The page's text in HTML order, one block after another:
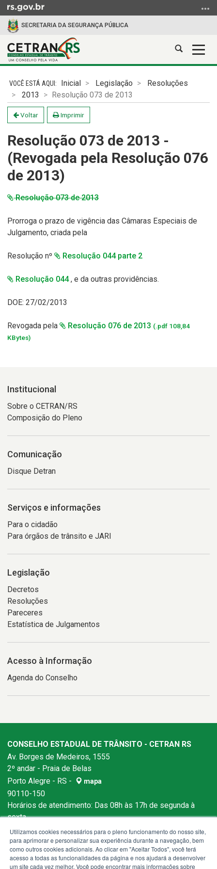
para
para
menu
para
busca
SECRETARIA DA SEGURANÇA PÚBLICA
Abrir
conteúdo
Inicial Legislação
Resoluções
2013
Resolução 073 de 2013
Voltar Imprimir
Resolução 073 de 2013 -
(Revogada pela Resolução 076
de 2013)
Resolução 073 de 2013
Prorroga o prazo de vigência das Câmaras Especiais de
Julgamento, criada pela
Resolução nº Resolução 044 parte 2
Resolução 044, e da outras providências.
DOE: 27/02/2013
Revogada pela Resolução 076 de 2013 (.pdf 108,84
KBytes)
Institucional
Sobre o CETRAN/RS
Composição do Pleno
Comunicação
Disque Detran
Serviços e informações
Para o cidadão
Para órgãos de trânsito e JARI
Legislação
Decretos
Resoluções
Pareceres
Estatística de Julgamentos
Acesso à Informação
Agenda do Conselho
CONSELHO ESTADUAL DE TRÂNSITO - CETRAN RS
Av. Borges de Medeiros, 1555
2º andar - Praia de Belas
Porto Alegre - RS -
mapa
90110-150
Horários de atendimento: Das 08h às 17h de segunda à
sexta.
Utilizamos cookies necessários para o pleno funcionamento do nosso site,
para aprimorar e personalizar sua experiência durante a navegação, bem
como outros cookies adicionais. Ao clicar em "Aceitar Todos", você terá
acesso a todas as funcionalidades da página e nos ajudará a desenvolver
um site cada vez melhor. Você pode encontrar mais informações sobre